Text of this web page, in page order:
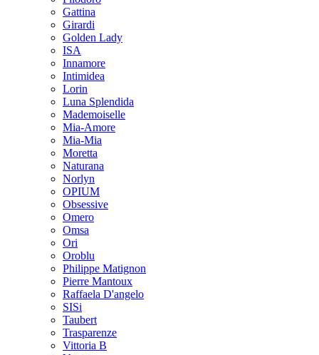
Gattina
Girardi
Golden Lady
ISA
Innamore
Intimidea
Lorin
Luna Splendida
Mademoiselle
Mia-Amore
Mia-Mia
Moretta
Naturana
Norlyn
OPIUM
Obsessive
Omero
Omsa
Ori
Oroblu
Philippe Matignon
Pierre Mantoux
Raffaela D'angelo
SISi
Taubert
Trasparenze
Vittoria B